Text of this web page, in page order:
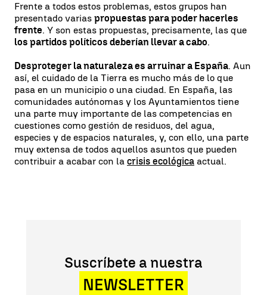
Frente a todos estos problemas, estos grupos han
presentado varias propuestas para poder hacerles
frente. Y son estas propuestas, precisamente, las que
los partidos políticos deberían llevar a cabo.
Desproteger la naturaleza es arruinar a España. Aun
así, el cuidado de la Tierra es mucho más de lo que
pasa en un municipio o una ciudad. En España, las
comunidades autónomas y los Ayuntamientos tiene
una parte muy importante de las competencias en
cuestiones como gestión de residuos, del agua,
especies y de espacios naturales, y, con ello, una parte
muy extensa de todos aquellos asuntos que pueden
contribuir a acabar con la crisis ecológica actual.
Suscríbete a nuestra
NEWSLETTER